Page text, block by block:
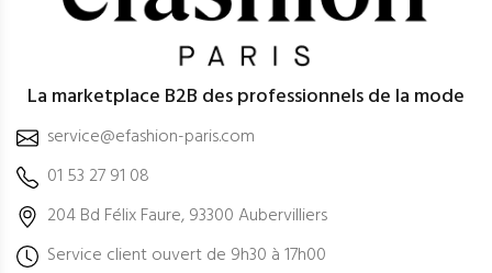
La marketplace B2B des professionnels de la mode
service@efashion-paris.com
01 53 27 91 08
204 Bd Félix Faure, 93300 Aubervilliers
Service client ouvert de 9h30 à 17h00